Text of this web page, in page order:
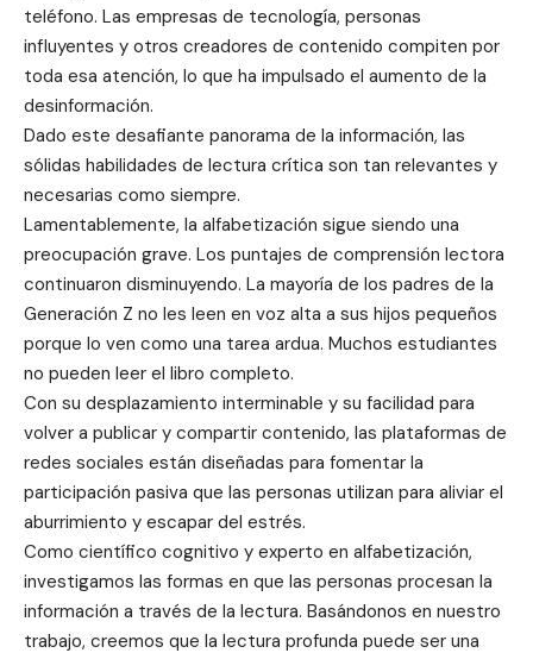
teléfono. Las empresas de tecnología, personas
influyentes y otros creadores de contenido compiten por
toda esa atención, lo que ha impulsado el aumento de la
desinformación.
Dado este desafiante panorama de la información, las
sólidas habilidades de lectura crítica son tan relevantes y
necesarias como siempre.
Lamentablemente, la alfabetización sigue siendo una
preocupación grave. Los puntajes de comprensión lectora
continuaron disminuyendo. La mayoría de los padres de la
Generación Z no les leen en voz alta a sus hijos pequeños
porque lo ven como una tarea ardua. Muchos estudiantes
no pueden leer el libro completo.
Con su desplazamiento interminable y su facilidad para
volver a publicar y compartir contenido, las plataformas de
redes sociales están diseñadas para fomentar la
participación pasiva que las personas utilizan para aliviar el
aburrimiento y escapar del estrés.
Como científico cognitivo y experto en alfabetización,
investigamos las formas en que las personas procesan la
información a través de la lectura. Basándonos en nuestro
trabajo, creemos que la lectura profunda puede ser una